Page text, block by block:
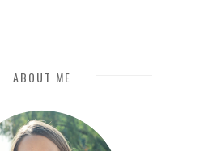
ABOUT ME